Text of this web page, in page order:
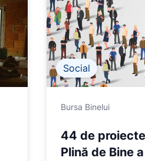
Social
Bursa Binelui
44 de
Plină de Bine